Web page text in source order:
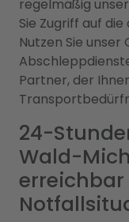
regelmäßig
Sie Zugriff auf
Nutzen Sie
Partner, der
24-
Wald-
erreichbar